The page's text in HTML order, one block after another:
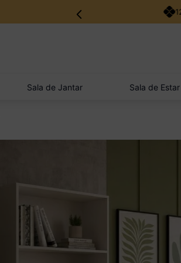
Sala de Jantar Sala de Estar
4º
sofá